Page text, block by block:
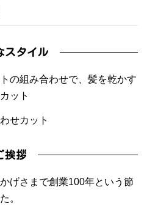
スタイル
の組み合わせで、髪を乾かす
ット
せカット
挨拶
げさまで創業100年という節
。